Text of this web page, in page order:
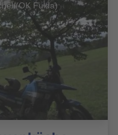
(OK Fulda)